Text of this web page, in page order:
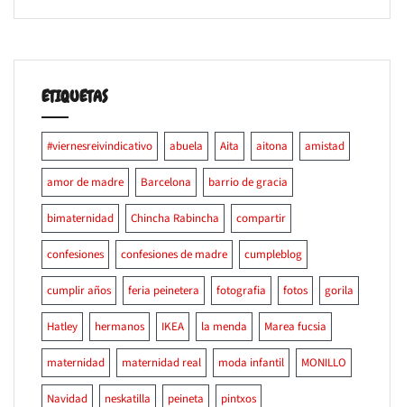
ETIQUETAS
#viernesreivindicativo abuela Aita aitona amistad
amor de madre Barcelona barrio de gracia
bimaternidad Chincha Rabincha compartir
confesiones confesiones de madre cumpleblog
cumplir años feria peinetera fotografia fotos gorila
Hatley hermanos IKEA la menda Marea fucsia
maternidad maternidad real moda infantil MONILLO
Navidad neskatilla peineta pintxos